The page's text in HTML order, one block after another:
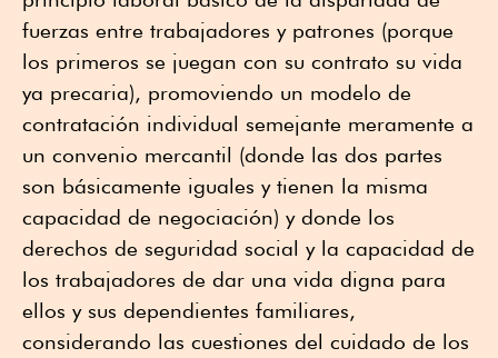
fuerzas entre trabajadores y patrones (porque
los primeros se juegan con su contrato su vida
ya precaria), promoviendo un modelo de
contratación individual semejante meramente a
un convenio mercantil (donde las dos partes
son básicamente iguales y tienen la misma
capacidad de negociación) y donde los
derechos de seguridad social y la capacidad de
los trabajadores de dar una vida digna para
ellos y sus dependientes familiares,
considerando las cuestiones del cuidado de los